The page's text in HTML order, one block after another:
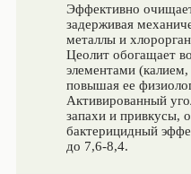
Эффективно
задерживая
металлы и
Цеолит обогащает
элементами
повышая ее
Активированный
запахи и привкусы,
бактерицидный
до 7,6-8,4.